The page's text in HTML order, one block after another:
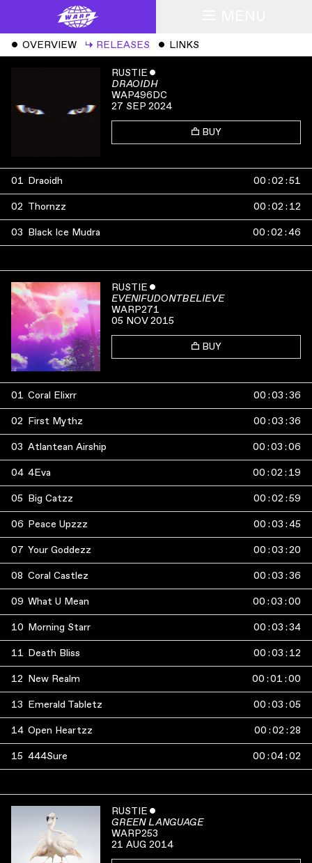
ˇ OVERVIEW ↳ RELEASES ˇ LINKS
RUSTIE ˇ
DRAOIDH
WAP496DC
27 SEP 2024
BUY
01 Draoidh 00 :02 :51
02 Thornzz 00 :02 : 12
03 Black Ice Mudra 00 :02 :46
RUSTIE ˇ
EVENIFUDONTBELIEVE
WARP271
05 NOV 2015
BUY
01 Coral Elixrr 00 :03 :36
02 First Mythz 00 :03 :36
03 Atlantean Airship 00 :03 :06
04 4Eva 00 :02 : 19
05 Big Catzz 00 :02 :59
06 Peace Upzzz 00 :03 :45
07 Your Goddezz 00 :03 :20
08 Coral Castlez 00 :03 :36
09 What U Mean 00 :03 :00
10 Morning Starr 00 :03 :34
11 Death Bliss 00 :03 : 12
12 New Realm 00 :01 :00
13 Emerald Tabletz 00 :03 :05
14 Open Heartzz 00 :02 :28
15 444Sure 00 :04:02
RUSTIE ˇ
GREEN LANGUAGE
WARP253
21 AUG 2014